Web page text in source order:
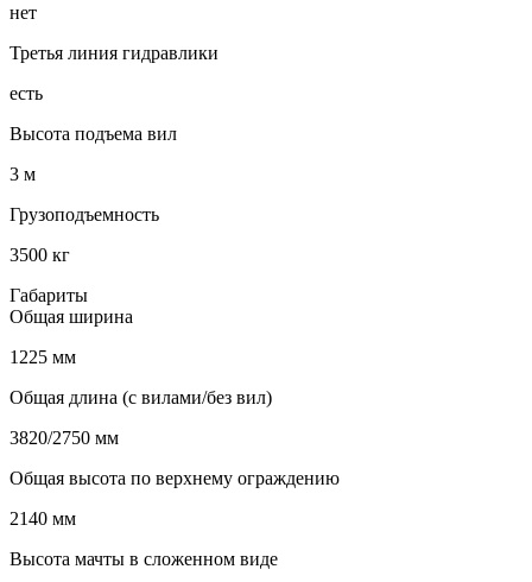
нет
Третья линия гидравлики
есть
Высота подъема вил
3 м
Грузоподъемность
3500 кг
Габариты
Общая ширина
1225 мм
Общая длина (с вилами/без вил)
3820/2750 мм
Общая высота по верхнему ограждению
2140 мм
Высота мачты в сложенном виде